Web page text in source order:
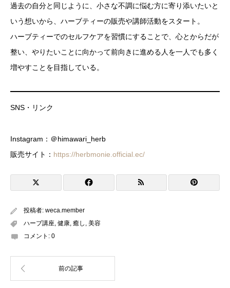
過去の自分と同じように、小さな不調に悩む方に寄り添いたいと
いう想いから、ハーブティーの販売や講師活動をスタート。
ハーブティーでのセルフケアを習慣にすることで、心とからだが
整い、やりたいことに向かって前向きに進める人を一人でも多く
増やすことを目指している。
SNS・リンク
Instagram：＠himawari_herb
販売サイト： https://herbmonie.official.ec/
投稿者: weca.member
ハーブ講座 健康 癒し 美容
コメント: 0